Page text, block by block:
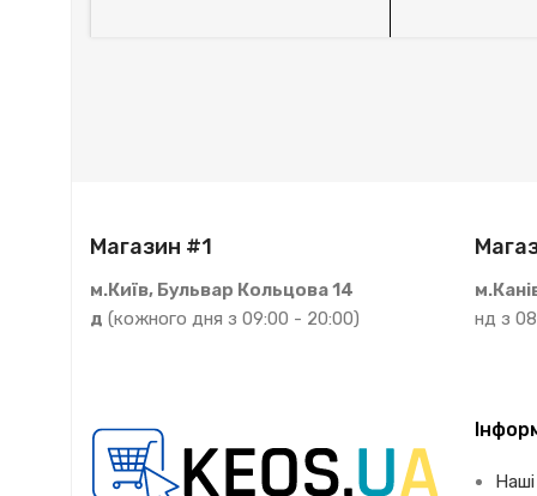
Магазин #1
м.Київ, Бульвар Кольцова 14
д (кожного дня з 09:00 - 20:00)
нд з